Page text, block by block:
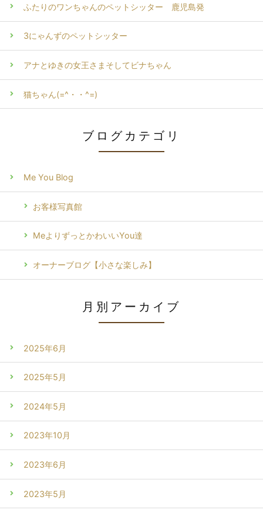
ふたりのワンちゃんのペットシッター 鹿児島発
3にゃんずのペットシッター
アナとゆきの女王さまそしてビナちゃん
猫ちゃん(=^・・^=)
ブログカテゴリ
Me You Blog
お客様写真館
MeよりずっとかわいいYou達
オーナーブログ【小さな楽しみ】
月別アーカイブ
2025年6月
2025年5月
2024年5月
2023年10月
2023年6月
2023年5月